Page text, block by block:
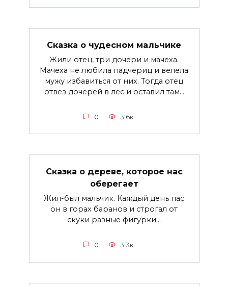
Сказка о чудесном мальчике
Жили отец, три дочери и мачеха.
Мачеха не любила падчериц и велела
мужу избавиться от них. Тогда отец
отвез дочерей в лес и оставил там…
0 3.6к.
Сказка о дереве, которое нас
оберегает
Жил-был мальчик. Каждый день пас
он в горах баранов и строгал от
скуки разные фигурки...
0 3.3к.